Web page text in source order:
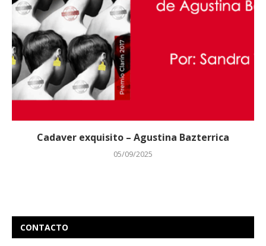
Cadaver exquisito – Agustina Bazterrica
05/09/2025
CONTACTO